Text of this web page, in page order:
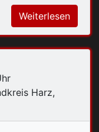
Weiterlesen
Harz,